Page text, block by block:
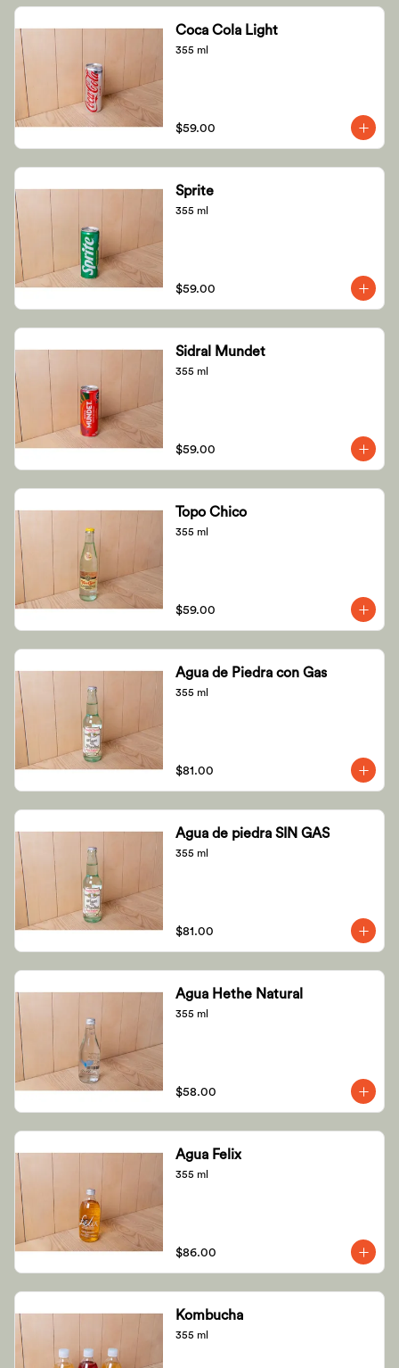
Coca Cola Light
355 ml
$59.00
Sprite
355 ml
$59.00
Sidral Mundet
355 ml
$59.00
Topo Chico
355 ml
$59.00
Agua de Piedra con Gas
355 ml
$81.00
Agua de piedra SIN GAS
355 ml
$81.00
Agua Hethe Natural
355 ml
$58.00
Agua Felix
355 ml
$86.00
Kombucha
355 ml